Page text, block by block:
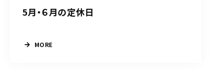
5月・６月の定休日
MORE